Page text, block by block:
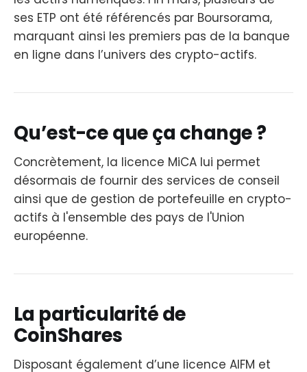
ses ETP ont été référencés par Boursorama,
marquant ainsi les premiers pas de la banque
en ligne dans l’univers des crypto-actifs.
Qu’est-ce que ça change ?
Concrètement, la licence MiCA lui permet
désormais de fournir des services de conseil
ainsi que de gestion de portefeuille en crypto-
actifs à l'ensemble des pays de l'Union
européenne.
La particularité de
CoinShares
Disposant également d’une licence AIFM et